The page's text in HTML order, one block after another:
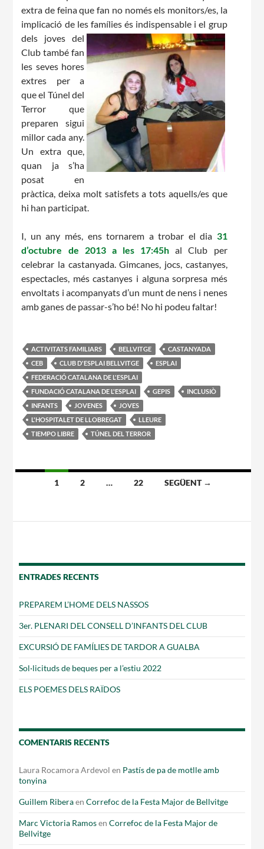
extra de feina que fan no només els monitors/es, la
implicació de lesfamílies és indispensable i el grup
dels joves del
Club també fan
les seves hores
extres per a
que el Túnel del
Terror que
preparen sigui
millor cada any.
Un extra que,
quan ja s’ha
posat en
pràctica, deixa molt satisfets a tots aquells/es que
hi han participat.
I, un any més, ens tornarem a trobar el dia 31
d’octubre de 2013 a les 17:45h al Club per
celebrar la castanyada. Gimcanes, jocs, castanyes,
espectacles, més castanyes i alguna sorpresa més
envoltats i acompanyats d’un munt de nens i nenes
amb ganes de passar-s’ho bé! No hi podeu faltar!
ACTIVITATS FAMILIARS BELLVITGE
CASTANYADA
CEB
CLUB D'ESPLAI BELLVITGE
ESPLAI
FEDERACIÓ CATALANA DE L'ESPLAI
FUNDACIÓ CATALANA DE L'ESPLAI
GEPIS
INCLUSIÒ
INFANTS
JOVENES
JOVES
L'HOSPITALET DE LLOBREGAT
LLEURE
TIEMPO LIBRE
TÚNEL DEL TERROR
Navegació
les
1 2 … 22 SEGÜENT →
ENTRADES RECENTS
PREPAREM L’HOME DELS NASSOS
3er. PLENARI DEL CONSELL D’INFANTS DEL CLUB
EXCURSIÓ DE FAMÍLIES DE TARDOR A GUALBA
Sol·licituds de beques per a l’estiu 2022
ELS POEMES DELS RAÏDOS
COMENTARIS RECENTS
Laura Rocamora Ardevol en Pastís de pa de motlle amb
tonyina
Guillem RiberaenCorrefoc de la Festa Major de Bellvitge
Marc Victoria RamosenCorrefoc de la Festa Major de
Bellvitge